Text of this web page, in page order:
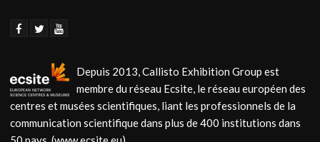
Depuis 2013, Callisto Exhibition Group est
membre du réseau Ecsite, le réseau européen des
centres et musées scientifiques, liant les professionnels de la
communication scientifique dans plus de 400 institutions dans